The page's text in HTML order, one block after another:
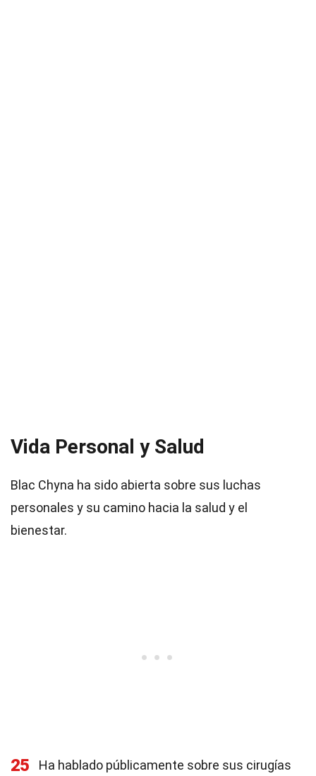
Vida Personal y Salud
Blac Chyna ha sido abierta sobre sus luchas
personales y su camino hacia la salud y el
bienestar.
25
Ha hablado públicamente sobre sus cirugías